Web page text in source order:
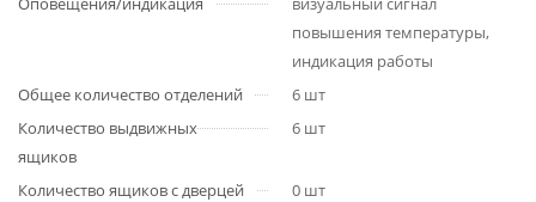
повышения температуры,
индикация работы
Общее количество отделений
6 шт
Количество выдвижных
ящиков
6 шт
Количество ящиков с дверцей
0 шт